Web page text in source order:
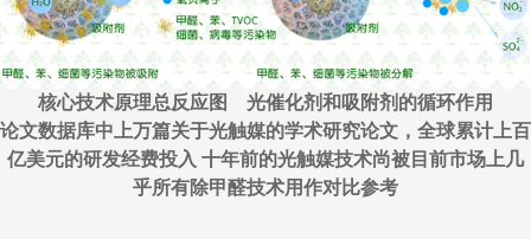
核心技术原理总反应图 光催化剂和吸附剂的循环作用
论文数据库中上万篇关于光触媒的学术研究论文，全球累计上百
亿美元的研发经费投入 十年前的光触媒技术尚被目前市场上几
乎所有除甲醛技术用作对比参考